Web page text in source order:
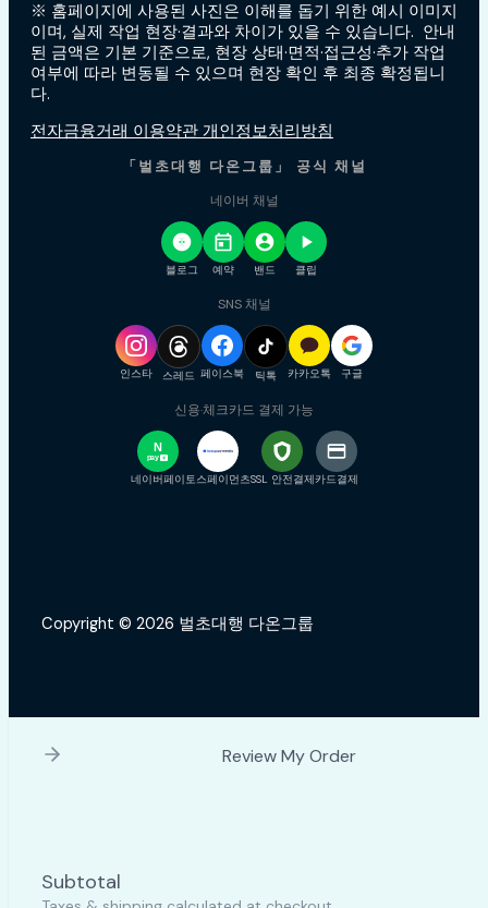
※ 홈페이지에 사용된 사진은 이해를 돕기 위한 예시 이미지
이며, 실제 작업 현장·결과와 차이가 있을 수 있습니다. 안내
된 금액은 기본 기준으로, 현장 상태·면적·접근성·추가 작업
여부에 따라 변동될 수 있으며 현장 확인 후 최종 확정됩니
다.
전자금융거래 이용약관 개인정보처리방침
「벌초대행 다온그룹」 공식 채널
네이버 채널
블로그 예약 밴드 클립
SNS 채널
인스타 스레드 페이스북 틱톡 카카오톡 구글
신용·체크카드 결제 가능
N
pay +
네이버페이토스페이먼츠SSL 안전결제카드결제
Copyright © 2026 벌초대행 다온그룹
Review My Order
Subtotal